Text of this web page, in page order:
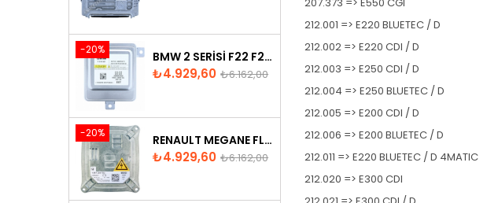
-20% BMW 2 SERISI F22 F23 2013-2016 XENON FAR BEYNI 7318327
Fiyat
₺4.929,60 Normal
₺6.162,00
-20% RENAULT MEGANE FLUENCE XENON FAR BEYNI 260660008R
Fiyat
₺4.929,60 Normal
₺6.162,00
212.001 => E220 BLUETEC / D
212.002 => E220 CDI / D
212.003 => E250 CDI / D
212.004 => E250 BLUETEC / D
212.005 => E200 CDI / D
212.006 => E200 BLUETEC / D
212.011 => E220 BLUETEC / D 4MATIC
212.020 => E300 CDI